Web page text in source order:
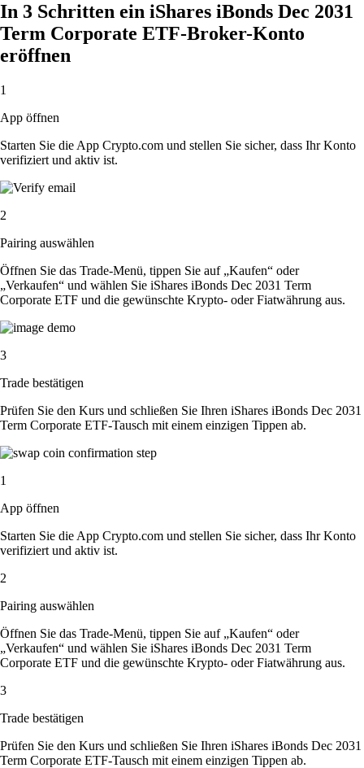
In 3 Schritten ein iShares iBonds Dec 2031
Term Corporate ETF-Broker-Konto
eröffnen
1
App öffnen
Starten Sie die App Crypto.com und stellen Sie sicher, dass Ihr Konto
verifiziert und aktiv ist.
2
Pairing auswählen
Öffnen Sie das Trade-Menü, tippen Sie auf „Kaufen“ oder
„Verkaufen“ und wählen Sie iShares iBonds Dec 2031 Term
Corporate ETF und die gewünschte Krypto- oder Fiatwährung aus.
3
Trade bestätigen
Prüfen Sie den Kurs und schließen Sie Ihren iShares iBonds Dec 2031
Term Corporate ETF-Tausch mit einem einzigen Tippen ab.
1
App öffnen
Starten Sie die App Crypto.com und stellen Sie sicher, dass Ihr Konto
verifiziert und aktiv ist.
2
Pairing auswählen
Öffnen Sie das Trade-Menü, tippen Sie auf „Kaufen“ oder
„Verkaufen“ und wählen Sie iShares iBonds Dec 2031 Term
Corporate ETF und die gewünschte Krypto- oder Fiatwährung aus.
3
Trade bestätigen
Prüfen Sie den Kurs und schließen Sie Ihren iShares iBonds Dec 2031
Term Corporate ETF-Tausch mit einem einzigen Tippen ab.